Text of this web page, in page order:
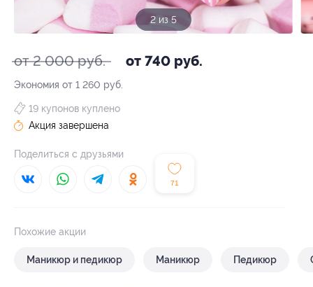
2 из 5
от 2 000 руб. от 740 руб.
Экономия от 1 260 руб.
71
19 купонов куплено
Акция завершена
Поделиться с друзьями
Похожие акции
Маникюр и педикюр Маникюр Педикюр